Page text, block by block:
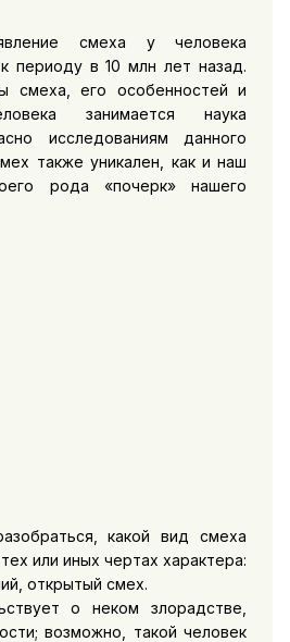
смеха у человека
периоду в 10 млн лет назад.
смеха, его особенностей и
занимается наука
исследованиям данного
также уникален, как и наш
рода «почерк» нашего
какой вид смеха
или иных чертах характера:
открытый смех.
о неком злорадстве,
возможно, такой человек